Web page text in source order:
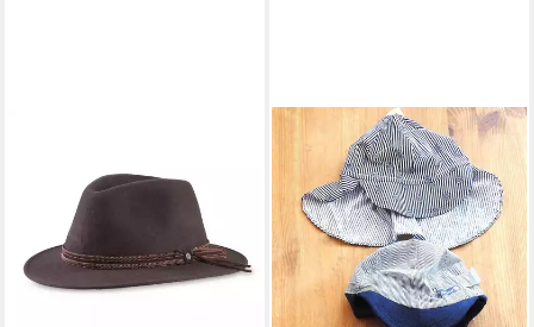
knautschbar,
wasserabweisend
39,95 €
-43%
lieferbar - in 3-4 Werktagen bei dir
Erstlingsmütze Nautic Mit UV-
Schutz
12,95 €
(0,72 €/ 1 Stk)
lieferbar - in 4-5 Werktagen bei dir